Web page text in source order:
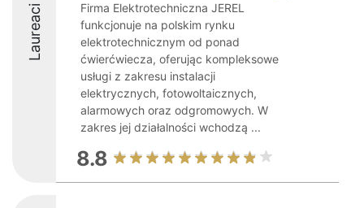
Laureaci
Firma Elektrotechniczna JEREL
funkcjonuje na polskim rynku
elektrotechnicznym od ponad
ćwierćwiecza, oferując kompleksowe
usługi z zakresu instalacji
elektrycznych, fotowoltaicznych,
alarmowych oraz odgromowych. W
zakres jej działalności wchodzą ...
8.8